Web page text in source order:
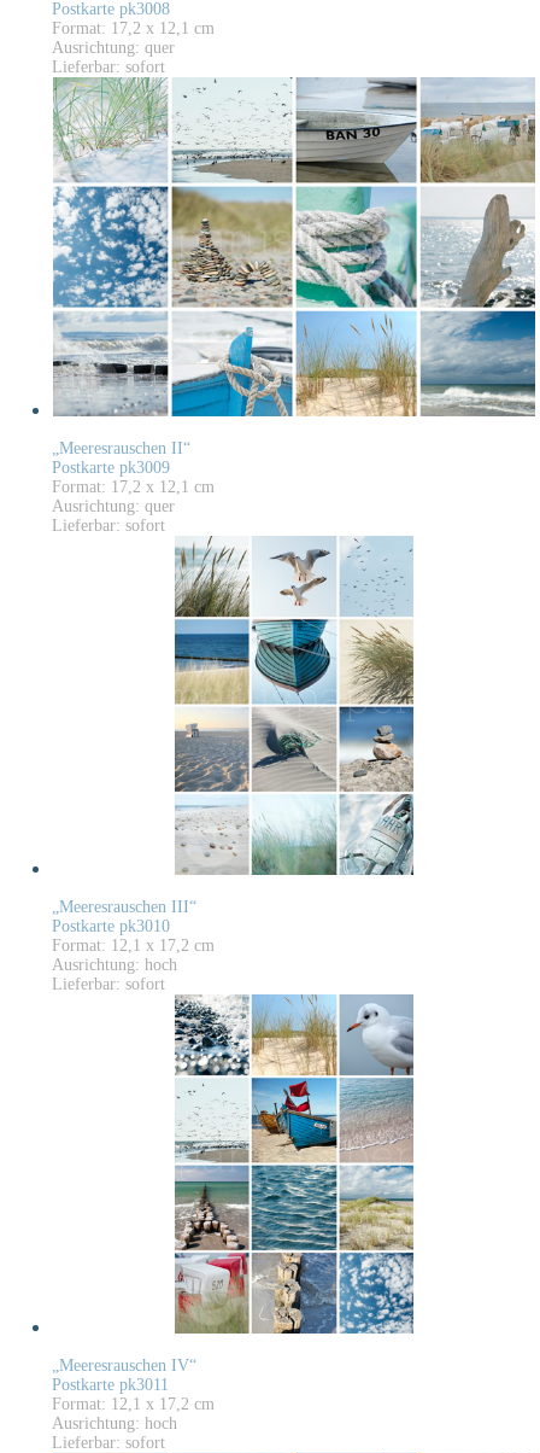
Postkarte pk3008
Format: 17,2 x 12,1 cm
Ausrichtung: quer
Lieferbar: sofort
„Meeresrauschen II“
Postkarte pk3009
Format: 17,2 x 12,1 cm
Ausrichtung: quer
Lieferbar: sofort
„Meeresrauschen III“
Postkarte pk3010
Format: 12,1 x 17,2 cm
Ausrichtung: hoch
Lieferbar: sofort
„Meeresrauschen IV“
Postkarte pk3011
Format: 12,1 x 17,2 cm
Ausrichtung: hoch
Lieferbar: sofort